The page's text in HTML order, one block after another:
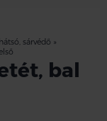
sárvédő »
bal